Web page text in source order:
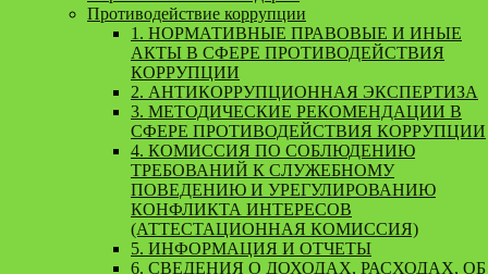
Противодействие коррупции
1. НОРМАТИВНЫЕ ПРАВОВЫЕ И ИНЫЕ
АКТЫ В СФЕРЕ ПРОТИВОДЕЙСТВИЯ
КОРРУПЦИИ
2. АНТИКОРРУПЦИОННАЯ ЭКСПЕРТИЗА
3. МЕТОДИЧЕСКИЕ РЕКОМЕНДАЦИИ В
СФЕРЕ ПРОТИВОДЕЙСТВИЯ КОРРУПЦИИ
4. КОМИССИЯ ПО СОБЛЮДЕНИЮ
ТРЕБОВАНИЙ К СЛУЖЕБНОМУ
ПОВЕДЕНИЮ И УРЕГУЛИРОВАНИЮ
КОНФЛИКТА ИНТЕРЕСОВ
(АТТЕСТАЦИОННАЯ КОМИССИЯ)
5. ИНФОРМАЦИЯ И ОТЧЕТЫ
6. СВЕДЕНИЯ О ДОХОДАХ, РАСХОДАХ, ОБ